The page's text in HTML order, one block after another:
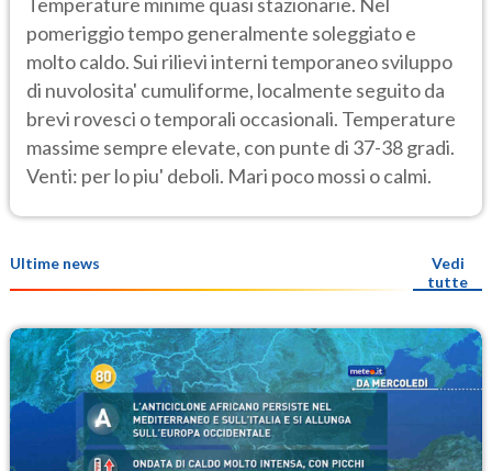
pomeriggio tempo generalmente soleggiato e
molto caldo. Sui rilievi interni temporaneo sviluppo
di nuvolosita' cumuliforme, localmente seguito da
brevi rovesci o temporali occasionali. Temperature
massime sempre elevate, con punte di 37-38 gradi.
Venti: per lo piu' deboli. Mari poco mossi o calmi.
Ultime news
Vedi
tutte